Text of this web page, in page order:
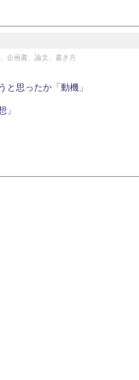
企画書、論文、書き方
と思ったか「動機」
」